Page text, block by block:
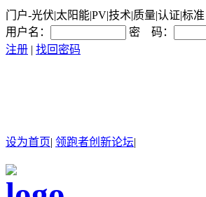
门户-光伏|太阳能|PV|技术|质量|认证|标准
用户名：
密 码：
注册 | 找回密码
设为首页| 领跑者创新论坛|